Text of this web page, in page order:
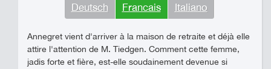
Deutsch Francais Italiano
Annegret vient d'arriver à la maison de retraite et déjà elle
attire l'attention de M. Tiedgen. Comment cette femme,
jadis forte et fière, est-elle soudainement devenue si